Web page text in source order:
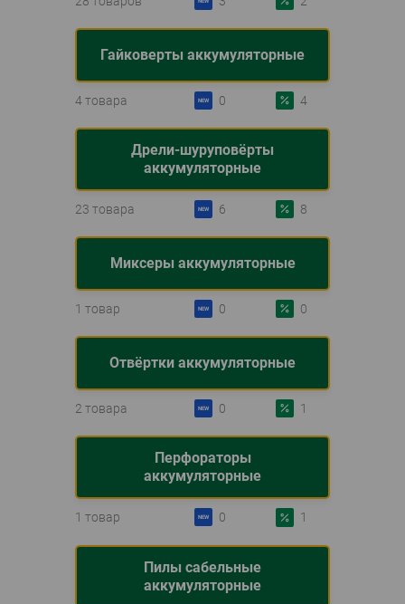
Гайковерты аккумуляторные
4 товара 0 4
Дрели-шуруповёрты
аккумуляторные
23 товара 6 8
Миксеры аккумуляторные
1 товар 0 0
Отвёртки аккумуляторные
2 товара 0 1
Перфораторы
аккумуляторные
1 товар 0 1
Пилы сабельные
аккумуляторные